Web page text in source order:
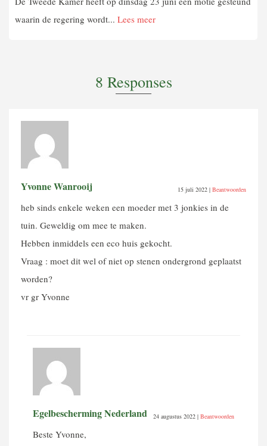
waarin de regering wordt... Lees meer
8 Responses
Yvonne Wanrooij 15 juli 2022 | Beantwoorden
heb sinds enkele weken een moeder met 3 jonkies in de
tuin. Geweldig om mee te maken.
Hebben inmiddels een eco huis gekocht.
Vraag : moet dit wel of niet op stenen ondergrond geplaatst
worden?
vr gr Yvonne
Egelbescherming Nederland 24 augustus 2022 | Beantwoorden
Beste Yvonne,